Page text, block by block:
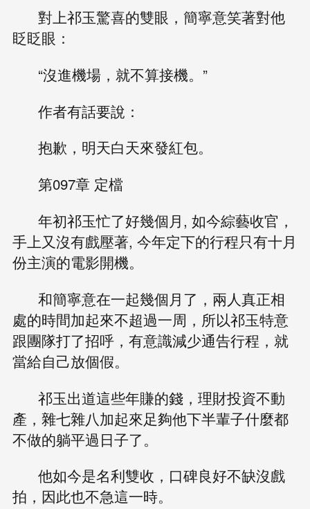
對上祁玉驚喜的雙眼，簡寧意笑著對他
眨眨眼：
“沒進機場，就不算接機。”
作者有話要說：
抱歉，明天白天來發紅包。
第097章 定檔
年初祁玉忙了好幾個月, 如今綜藝收官，
手上又沒有戲壓著, 今年定下的行程只有十月
份主演的電影開機。
和簡寧意在一起幾個月了，兩人真正相
處的時間加起來不超過一周，所以祁玉特意
跟團隊打了招呼，有意識減少通告行程，就
當給自己放個假。
祁玉出道這些年賺的錢，理財投資不動
產，雜七雜八加起來足夠他下半輩子什麼都
不做的躺平過日子了。
他如今是名利雙收，口碑良好不缺沒戲
拍，因此也不急這一時。